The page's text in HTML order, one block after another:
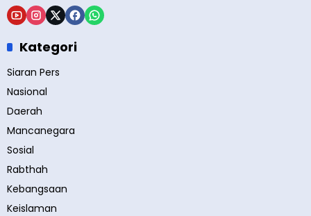
Kategori
Siaran Pers
Nasional
Daerah
Mancanegara
Sosial
Rabthah
Kebangsaan
Keislaman